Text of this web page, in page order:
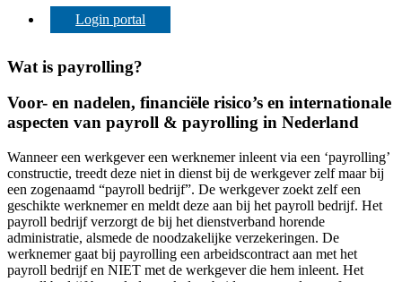
Login portal
Wat is payrolling?
Voor- en nadelen, financiële risico’s en internationale
aspecten van payroll & payrolling in Nederland
Wanneer een werkgever een werknemer inleent via een ‘payrolling’
constructie, treedt deze niet in dienst bij de werkgever zelf maar bij
een zogenaamd “payroll bedrijf”. De werkgever zoekt zelf een
geschikte werknemer en meldt deze aan bij het payroll bedrijf. Het
payroll bedrijf verzorgt de bij het dienstverband horende
administratie, alsmede de noodzakelijke verzekeringen. De
werknemer gaat bij payrolling een arbeidscontract aan met het
payroll bedrijf en NIET met de werkgever die hem inleent. Het